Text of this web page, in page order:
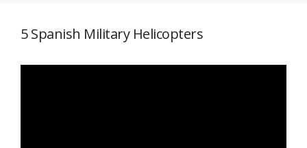
5 Spanish Military Helicopters